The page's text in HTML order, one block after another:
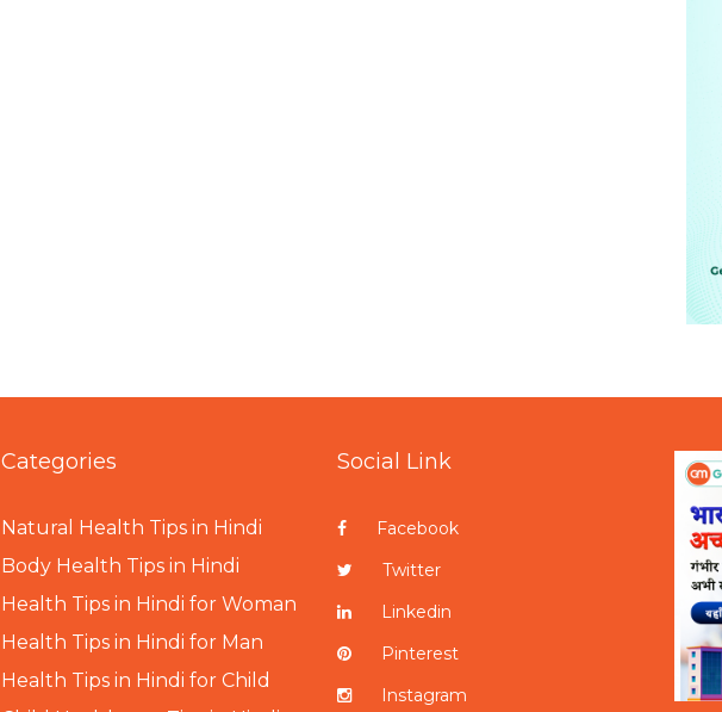
Categories
Natural Health Tips in Hindi
Body Health Tips in Hindi
Health Tips in Hindi for Woman
Health Tips in Hindi for Man
Health Tips in Hindi for Child
Social Link
Facebook
Twitter
Linkedin
Pinterest
Instagram